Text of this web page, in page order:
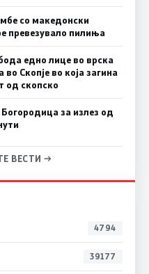
со македонски
превезувало пилиња
едно лице во врска
Скопје во која загина
од скопско
за излез од
ВЕСТИ →
4794
39177